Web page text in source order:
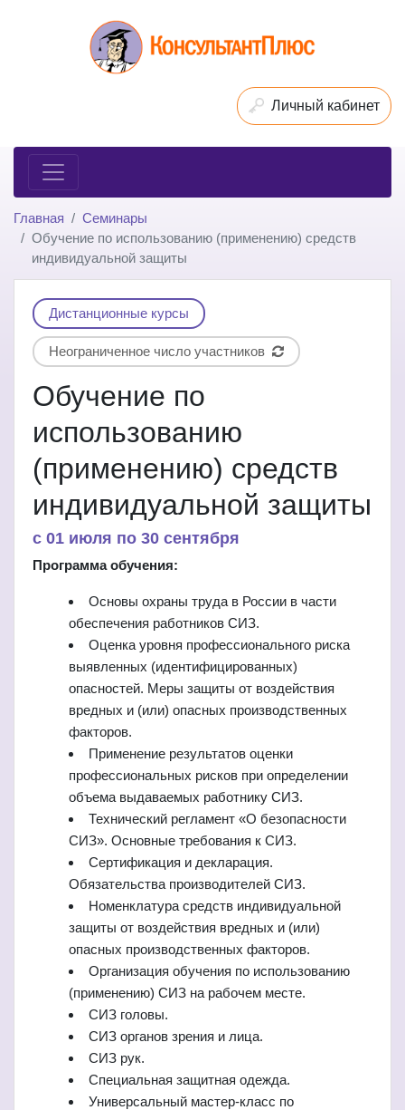
Личный кабинет
Главная
Семинары
Обучение по использованию (применению) средств
индивидуальной защиты
Дистанционные курсы
Неограниченное число участников
Обучение по
использованию
(применению) средств
индивидуальной защиты
c 01 июля по 30 сентября
Программа обучения:
Основы охраны труда в России в части
обеспечения работников СИЗ.
Оценка уровня профессионального риска
выявленных (идентифицированных)
опасностей. Меры защиты от воздействия
вредных и (или) опасных производственных
факторов.
Применение результатов оценки
профессиональных рисков при определении
объема выдаваемых работнику СИЗ.
Технический регламент «О безопасности
СИЗ». Основные требования к СИЗ.
Сертификация и декларация.
Обязательства производителей СИЗ.
Номенклатура средств индивидуальной
защиты от воздействия вредных и (или)
опасных производственных факторов.
Организация обучения по использованию
(применению) СИЗ на рабочем месте.
СИЗ головы.
СИЗ органов зрения и лица.
СИЗ рук.
Специальная защитная одежда.
Универсальный мастер-класс по